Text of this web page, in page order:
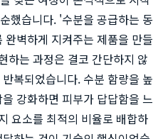
했습니다. '수분을 공급하는 동
벽하게 지켜주는 제품을 만들
하는 과정은 결코 간단하지 않
복되었습니다. 수분 함량을 높
강화하면 피부가 답답함을 느
요소를 최적의 비율로 배합하